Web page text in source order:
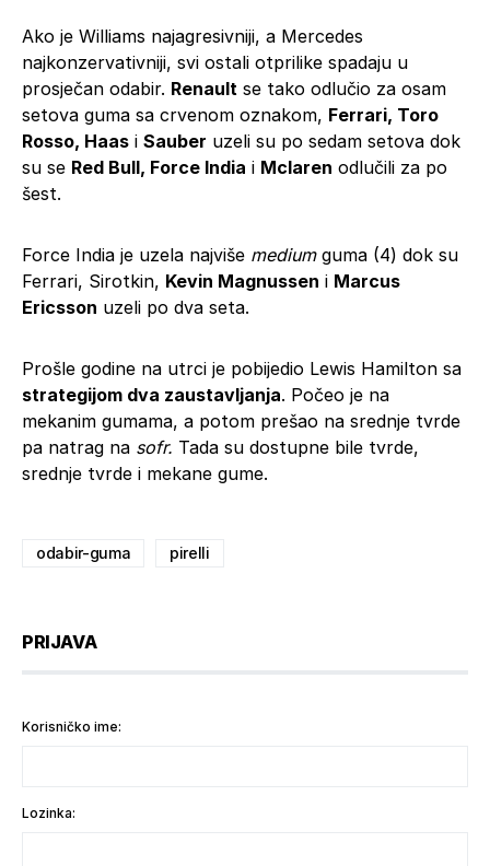
Ako je Williams najagresivniji, a Mercedes
najkonzervativniji, svi ostali otprilike spadaju u
prosječan odabir. Renault se tako odlučio za osam
setova guma sa crvenom oznakom, Ferrari, Toro
Rosso, Haas i Sauber uzeli su po sedam setova dok
su se Red Bull, Force India i Mclaren odlučili za po
šest.
Force India je uzela najviše mediumguma (4) dok su
Ferrari, Sirotkin, Kevin Magnussen i Marcus
Ericsson uzeli po dva seta.
Prošle godine na utrci je pobijedio Lewis Hamilton sa
strategijom dva zaustavljanja. Počeo je na
mekanim gumama, a potom prešao na srednje tvrde
pa natrag na sofr. Tada su dostupne bile tvrde,
srednje tvrde i mekane gume.
odabir-guma pirelli
PRIJAVA
Korisničko ime:
Lozinka: